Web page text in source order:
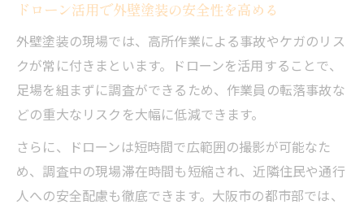
ドローン活用で外壁塗装の安全性を高める
外壁塗装の現場では、高所作業による事故やケガのリス
クが常に付きまといます。ドローンを活用することで、
足場を組まずに調査ができるため、作業員の転落事故な
どの重大なリスクを大幅に低減できます。
さらに、ドローンは短時間で広範囲の撮影が可能なた
め、調査中の現場滞在時間も短縮され、近隣住民や通行
人への安全配慮も徹底できます。大阪市の都市部では、